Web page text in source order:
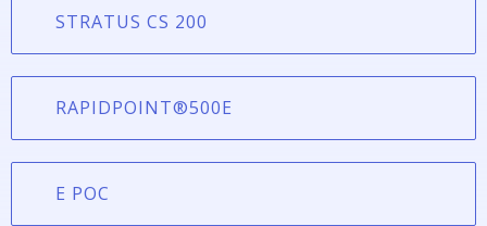
STRATUS CS 200
RAPIDPOINT®500E
E POC